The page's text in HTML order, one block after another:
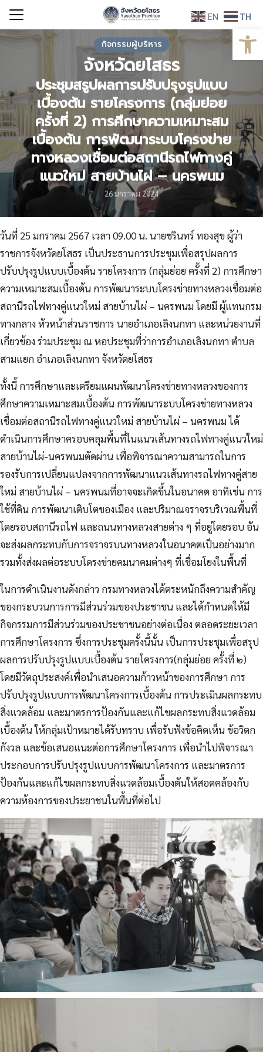
Skip
content
Search
กิจกรรมผู้บริหาร
จังหวัดยโสธร
ประชุมสรูปผลการปรับปรุงรูปแบบ
เบื้องต้น รายโครงการ (กลุ่มย่อย
ครั้งที่ 2) การศึกษาความเหมาะสม
เบื้องต้น การพัฒนาระบบโครงข่าย
ทางหลวงเชื่อมต่อสถานีรถไฟทางคู่
แนวใหม่ สายบ้านไผ่ – นครพนม
26 มกราคม 2024
วันที่ 25 มกราคม 2567 เวลา 09.00 น. นายชรินทร์ ทองสุข ผู้ว่า
ราชการจังหวัดยโสธร เป็นประธานการประชุมเพื่อสรุปผลการ
ปรับปรุงรูปแบบเบื้องต้น รายโครงการ (กลุ่มย่อย ครั้งที่ 2) การศึกษา
ความเหมาะสมเบื้องต้น การพัฒนาระบบโครงข่ายทางหลวงเชื่อมต่อ
สถานีรถไฟทางคู่แนวใหม่ สายบ้านไผ่ – นครพนม โดยมี ผู้แทนกรม
ทางกลาง หัวหน้าส่วนราชการ นายอำเภอเลิงนกทา และหน่วยงานที่
เกี่ยวข้อง ร่วมประชุม ณ หอประชุมที่ว่าการอำเภอเลิงนกทา ตำบล
สามแยก อำเภอเลิงนกทา จังหวัดยโสธร
ทั้งนี้ การศึกษาและเตรียมแผนพัฒนาโครงข่ายทางหลวงของการ
ศึกษาความเหมาะสมเบื้องต้น การพัฒนาระบบโครงข่ายทางหลวง
เชื่อมต่อสถานีรถไฟทางคู่แนวใหม่ สายบ้านไผ่ – นครพนม ได้
ดำเนินการศึกษาครอบคลุมพื้นที่ในแนวเส้นทางรถไฟทางคู่แนวใหม่
สายบ้านไผ่-นครพนมตัดผ่าน เพื่อพิจารณาความสามารถในการ
รองรับการเปลี่ยนแปลงจากการพัฒนาแนวเส้นทางรถไฟทางคู่สาย
ใหม่ สายบ้านไผ่ – นครพนมที่อาจจะเกิดขึ้นในอนาคต อาทิเช่น การ
ใช้ที่ดิน การพัฒนาเติบโตของเมือง และปริมาณจราจรบริเวณพื้นที่
โดยรอบสถานีรถไฟ และถนนทางหลวงสายต่าง ๆ ที่อยู่โดยรอบ อัน
จะส่งผลกระทบกับการจราจรบนทางหลวงในอนาคตเป็นอย่างมาก
รวมทั้งส่งผลต่อระบบโดรงข่ายคมนาคมต่างๆ ที่เชื่อมโยงในพื้นที่
ในการดำเนินงานดังกล่าว กรมทางหลวงได้ตระหนักถึงความสำคัญ
ของกระบวนการการมีส่วนร่วมของประชาชน และได้กำหนดให้มี
กิจกรรมการมีส่วนร่วมของประชาชนอย่างต่อเนื่อง ตลอดระยะเวลา
การศึกษาโครงการ ซึ่งการประชุมครั้งนี้นั้น เป็นการประชุมเพื่อสรุป
ผลการปรับปรุงรูปแบบเบื้องต้น รายโครงการ(กลุ่มย่อย ครั้งที่ ๒)
โดยมีวัตถุประสงค์เพื่อนำเสนอความก้าวหน้าของการศึกษา การ
ปรับปรุงรูปแบบการพัฒนาโครงการเบื้องต้น การประเมินผลกระทบ
สิ่งแวดล้อม และมาตรการป้องกันและแก้ไขผลกระทบสิ่งแวดล้อม
เบื้องต้น ให้กลุ่มเป้าหมายได้รับทราบ เพื่อรับฟังข้อคิดเห็น ข้อวิตก
กังวล และข้อเสนอแนะต่อการศึกษาโครงการ เพื่อนำไปพิจารณา
ประกอบการปรับปรุงรูปแบบการพัฒนาโครงการ และมาตรการ
ป้องกันและแก้ไขผลกระทบสิ่งแวดล้อมเบื้องตันให้สอดคล้องกับ
ความห้องการของประยาชนในพื้นที่ต่อไป
EN TH